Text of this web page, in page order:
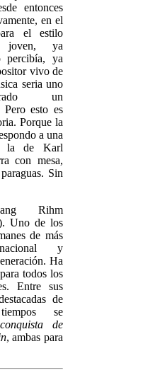
entonces
en el
el estilo
joven, ya
percibía, ya
vivo de
seria uno
un
Pero esto es
Porque la
a una
la de Karl
con mesa,
Sin
Rihm
Uno de los
de más
y
Ha
todos los
Entre sus
de
se
de
, ambas para